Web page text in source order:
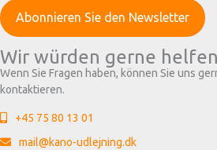
Wir würden gerne helfen
Wenn Sie Fragen haben, können Sie uns
kontaktieren.
+45 75 80 13 01
mail@kano-udlejning.dk